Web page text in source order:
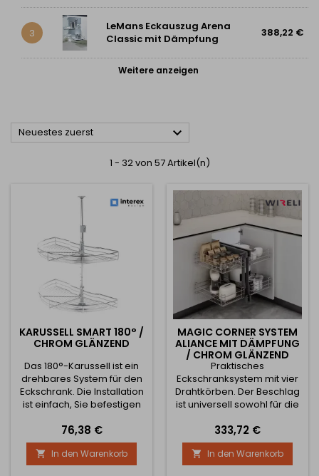
3
LeMans Eckauszug Arena
Classic mit Dämpfung
388,22 €
Weitere anzeigen
Neuestes zuerst 
1 - 32 von 57 Artikel(n)
KARUSSELL SMART 180° /
CHROM GLÄNZEND
Das 180°-Karussell ist ein
drehbares System für den
Eckschrank. Die Installation
ist einfach, Sie befestigen
linken oder rechten Seite
des Schranks und
befestigen den Haken am
Korb an der Tür, durch
Preis
76,38 €
 In den Warenkorb
MAGIC CORNER SYSTEM
ALIANCE MIT DÄMPFUNG
/ CHROM GLÄNZEND
Praktisches
Eckschranksystem mit vier
Drahtkörben. Der Beschlag
ist universell sowohl für die
Seite. Die minimale
Türbreite beträgt nur 450
mm.
Preis
333,72 €
 In den Warenkorb